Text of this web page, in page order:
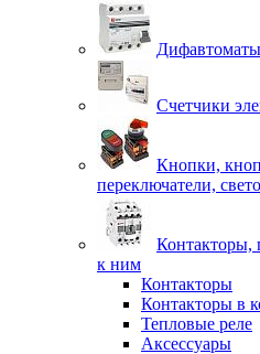
Счетчики
Кнопки,
переключатели,
Контакторы,
к ним
Контакторы
Контакторы в
Тепловые реле
Аксессуары